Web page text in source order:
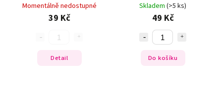
Momentálně nedostupné
39 Kč
Detail
Skladem (>5 ks)
49 Kč
Do košíku